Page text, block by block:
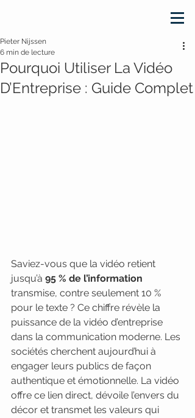
Pourquoi Utiliser La Vidéo
D’Entreprise : Guide Complet
Pieter Nijssen
6 min de lecture
Saviez-vous que la vidéo retient
jusqu’à 95 % de l’information
transmise, contre seulement 10 %
pour le texte ? Ce chiffre révèle la
puissance de la vidéo d’entreprise
dans la communication moderne. Les
sociétés cherchent aujourd’hui à
engager leurs publics de façon
authentique et émotionnelle. La vidéo
offre ce lien direct, dévoile l’envers du
décor et transmet les valeurs qui